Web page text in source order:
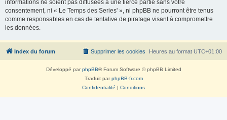
informations ne soient pas diffusées à une tierce partie sans votre
consentement, ni « Le Temps des Series' », ni phpBB ne pourront être tenus
comme responsables en cas de tentative de piratage visant à compromettre
les données.
Index du forum Heures au format UTC+01:00
Supprimer les cookies
Développé parphpBB® Forum Software © phpBB Limited
Traduit parphpBB-fr.com
Confidentialité | Conditions